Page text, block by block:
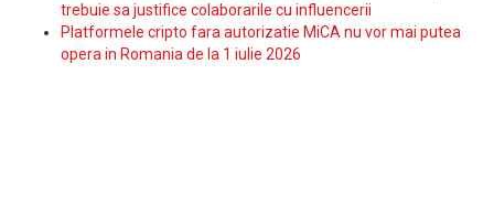
trebuie sa justifice colaborarile cu influencerii
Platformele cripto fara autorizatie MiCA nu vor mai putea
opera in Romania de la 1 iulie 2026